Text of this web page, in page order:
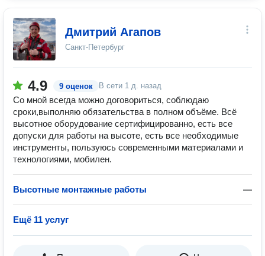
Дмитрий Агапов
Санкт-Петербург
4.9 9 оценок В сети 1 д. назад
Со мной всегда можно договориться, соблюдаю
сроки,выполняю обязательства в полном объёме. Всё
высотное оборудование сертифицированно, есть все
допуски для работы на высоте, есть все необходимые
инструменты, пользуюсь современными материалами и
технологиями, мобилен.
Высотные монтажные работы —
Ещё 11 услуг